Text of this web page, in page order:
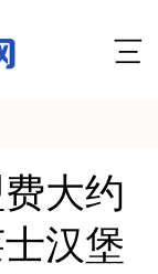
大约
汉堡